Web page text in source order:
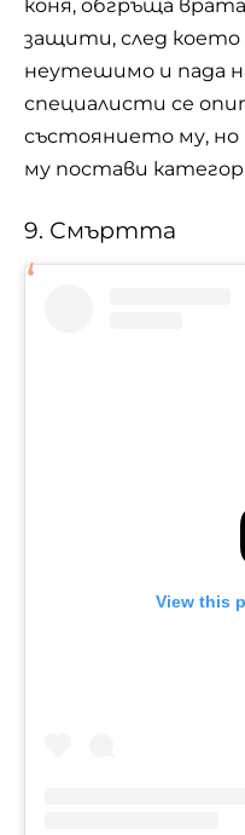
коня, обгръща
защити, след което
неутешимо и пада
специалисти се
състоянието му, но
му постави
9. Смъртта
View this